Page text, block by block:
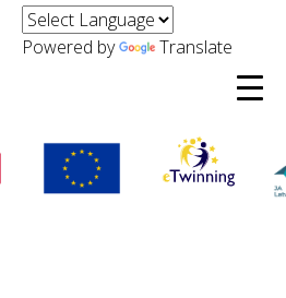
Powered by Translate